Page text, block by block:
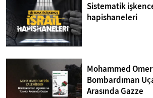
Sistematik
hapishaneleri
Mohammed
Bombardıman
Arasında Gazze